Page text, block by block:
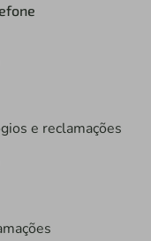
e reclamações